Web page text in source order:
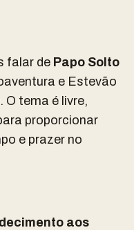
falar de Papo Solto
e Estevão
. O tema é livre,
proporcionar
e prazer no
aos